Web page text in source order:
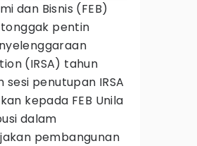
dan Bisnis (FEB)
pentin
(IRSA) tahun
penutupan IRSA
kepada FEB Unila
dalam
pembangunan